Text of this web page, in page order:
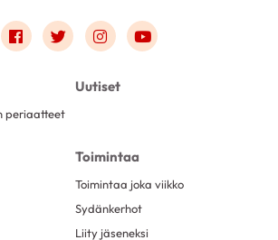
Link to facebook
Link to twitter
Link to instagram
Link to youtube
periaatteet
Uutiset
Toimintaa
Toimintaa joka viikko
Sydänkerhot
Liity jäseneksi